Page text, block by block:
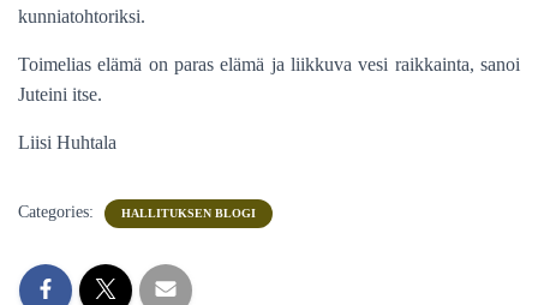
kunniatohtoriksi.
Toimelias elämä on paras elämä ja liikkuva vesi raikkainta, sanoi
Juteini itse.
Liisi Huhtala
Categories: HALLITUKSEN BLOGI